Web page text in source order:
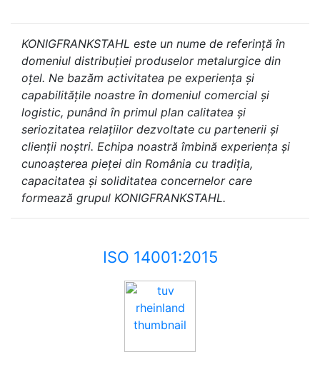
KONIGFRANKSTAHL este un nume de referință în
domeniul distribuției produselor metalurgice din
oțel. Ne bazăm activitatea pe experiența și
capabilitățile noastre în domeniul comercial și
logistic, punând în primul plan calitatea și
seriozitatea relațiilor dezvoltate cu partenerii și
clienții noștri. Echipa noastră îmbină experiența și
cunoașterea pieței din România cu tradiția,
capacitatea și soliditatea concernelor care
formează grupul KONIGFRANKSTAHL.
ISO 14001:2015